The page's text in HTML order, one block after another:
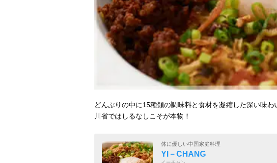
どんぶりの中に15種類の調味料と食材を凝縮した深い味わ
川省ではしるなしこそが本物！
体に優しい中国家庭料理
YI－CHANG